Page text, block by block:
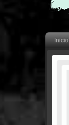
Inicio